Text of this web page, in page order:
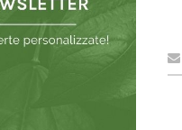
economico. Il
il proprio ciclo
tipologie di legni).
una
può essere trattato
sempre, è